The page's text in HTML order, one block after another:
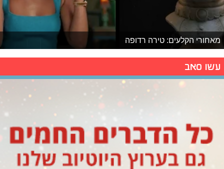
מאחורי הקלעים: טירה רדופה
עשו סאב